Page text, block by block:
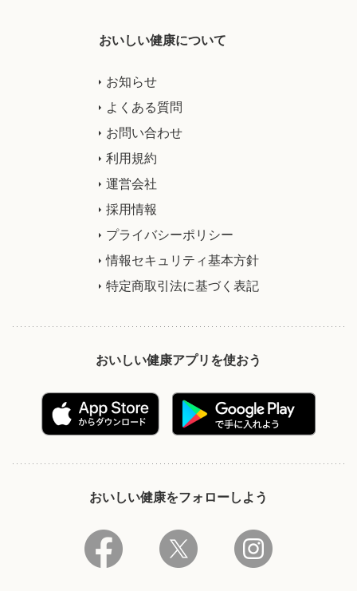
おいしい健康について
お知らせ
よくある質問
お問い合わせ
利用規約
運営会社
採用情報
プライバシーポリシー
情報セキュリティ基本方針
特定商取引法に基づく表記
おいしい健康アプリを使おう
おいしい健康をフォローしよう